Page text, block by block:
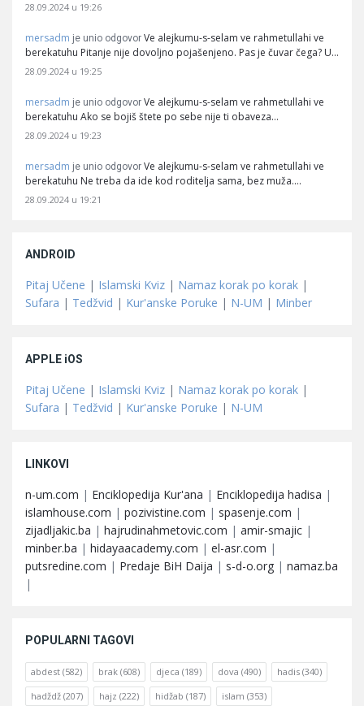
28.09.2024 u 19:26
mersadm je unio odgovor Ve alejkumu-s-selam ve rahmetullahi ve
berekatuhu Pitanje nije dovoljno pojašenjeno. Pas je čuvar čega? U…
28.09.2024 u 19:25
mersadm je unio odgovor Ve alejkumu-s-selam ve rahmetullahi ve
berekatuhu Ako se bojiš štete po sebe nije ti obaveza…
28.09.2024 u 19:23
mersadm je unio odgovor Ve alejkumu-s-selam ve rahmetullahi ve
berekatuhu Ne treba da ide kod roditelja sama, bez muža.…
28.09.2024 u 19:21
ANDROID
Pitaj Učene | Islamski Kviz | Namaz korak po korak |
Sufara | Tedžvid | Kur'anske Poruke | N-UM | Minber
APPLE iOS
Pitaj Učene | Islamski Kviz | Namaz korak po korak |
Sufara | Tedžvid | Kur'anske Poruke | N-UM
LINKOVI
n-um.com | Enciklopedija Kur'ana | Enciklopedija hadisa |
islamhouse.com | pozivistine.com | spasenje.com |
zijadljakic.ba | hajrudinahmetovic.com | amir-smajic |
minber.ba | hidayaacademy.com | el-asr.com |
putsredine.com | Predaje BiH Daija | s-d-o.org | namaz.ba
|
POPULARNI TAGOVI
abdest (582) brak (608) djeca (189) dova (490) hadis (340)
hadždž (207) hajz (222) hidžab (187) islam (353)